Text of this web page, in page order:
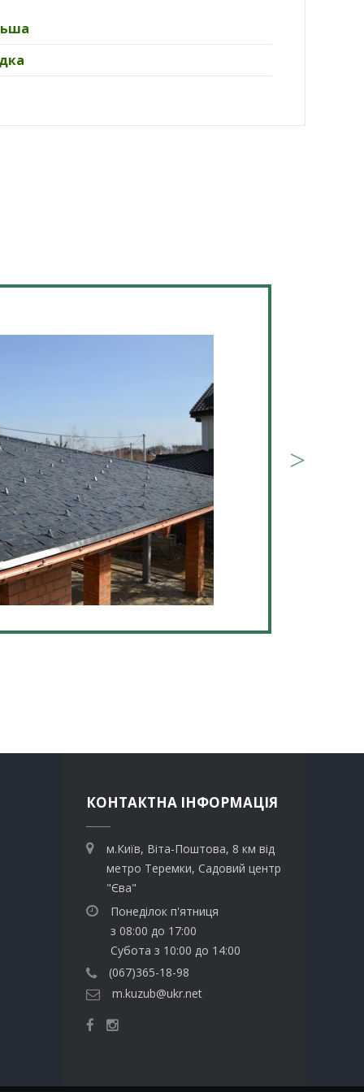
КОНТАКТНА ІНФОРМАЦІЯ
м.Київ, Віта-Поштова, 8 км від
метро Теремки, Садовий центр
"Єва"
Понеділок п'ятниця
з 08:00 до 17:00
Субота з 10:00 до 14:00
(067)365-18-98
m.kuzub@ukr.net